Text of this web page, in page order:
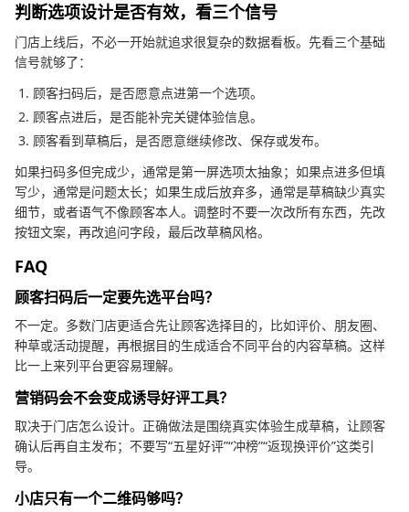
判断选项设计是否有效，看三个信号
门店上线后，不必一开始就追求很复杂的数据看板。先看三个基础
信号就够了：
顾客扫码后，是否愿意点进第一个选项。
顾客点进后，是否能补完关键体验信息。
顾客看到草稿后，是否愿意继续修改、保存或发布。
如果扫码多但完成少，通常是第一屏选项太抽象；如果点进多但填
写少，通常是问题太长；如果生成后放弃多，通常是草稿缺少真实
细节，或者语气不像顾客本人。调整时不要一次改所有东西，先改
按钮文案，再改追问字段，最后改草稿风格。
FAQ
顾客扫码后一定要先选平台吗？
不一定。多数门店更适合先让顾客选择目的，比如评价、朋友圈、
种草或活动提醒，再根据目的生成适合不同平台的内容草稿。这样
比一上来列平台更容易理解。
营销码会不会变成诱导好评工具？
取决于门店怎么设计。正确做法是围绕真实体验生成草稿，让顾客
确认后再自主发布；不要写“五星好评”“冲榜”“返现换评价”这类引
导。
小店只有一个二维码够吗？